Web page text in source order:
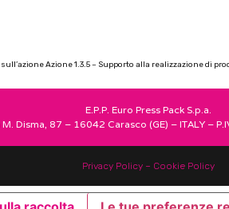
Azione 1.3.5 – Supporto alla realizzazione di
E.P.P. Euro Press Pack S.p.a.
M. Disma, 87 – 16042 Carasco (GE) – ITALY –
Privacy Policy – Cookie Policy